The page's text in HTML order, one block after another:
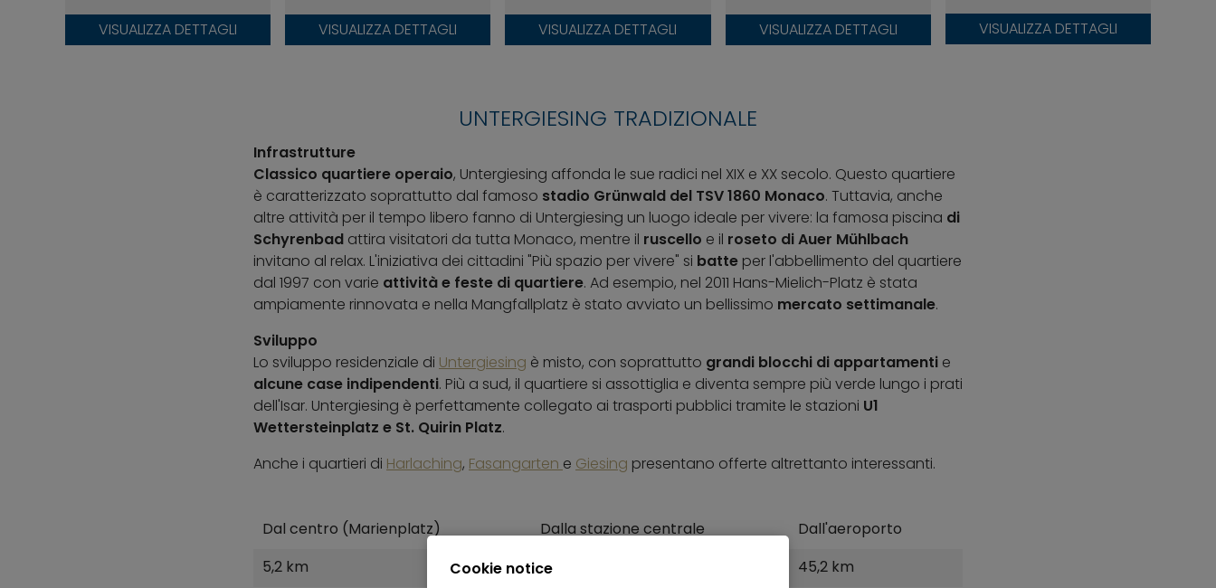
VISUALIZZA DETTAGLI
VISUALIZZA DETTAGLI
VISUALIZZA DETTAGLI
VISUALIZZA DETTAGLI
VISUALIZZA DETTAGLI
UNTERGIESING TRADIZIONALE
Infrastrutture
Classico quartiere operaio, Untergiesing affonda le sue radici nel XIX e XX secolo. Questo quartiere
è caratterizzato soprattutto dal famoso stadio Grünwald del TSV 1860 Monaco. Tuttavia, anche
altre attività per il tempo libero fanno di Untergiesing un luogo ideale per vivere: la famosa piscina di
Schyrenbad attira visitatori da tutta Monaco, mentre il ruscello e il roseto di Auer Mühlbach
invitano al relax. L'iniziativa dei cittadini "Più spazio per vivere" si batte per l'abbellimento del quartiere
dal 1997 con varie attività e feste di quartiere. Ad esempio, nel 2011 Hans-Mielich-Platz è stata
ampiamente rinnovata e nella Mangfallplatz è stato avviato un bellissimo mercato settimanale.
Sviluppo
Lo sviluppo residenziale di Untergiesing è misto, con soprattutto grandi blocchi di appartamenti e
alcune case indipendenti. Più a sud, il quartiere si assottiglia e diventa sempre più verde lungo i prati
dell'Isar. Untergiesing è perfettamente collegato ai trasporti pubblici tramite le stazioni U1
Wettersteinplatz e St. Quirin Platz.
Anche i quartieri di Harlaching, Fasangarten e Giesing presentano offerte altrettanto interessanti.
Dal centro (Marienplatz) Dalla stazione centrale
Dall'aeroporto
5,2 km
5,6 km 45,2 km
Cookie notice